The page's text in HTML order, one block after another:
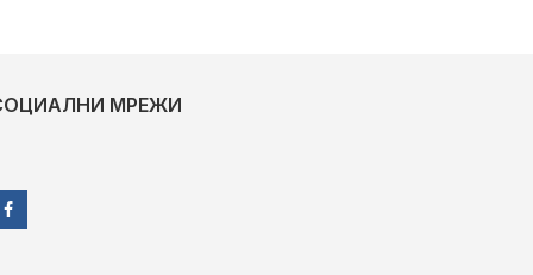
МРЕЖИ